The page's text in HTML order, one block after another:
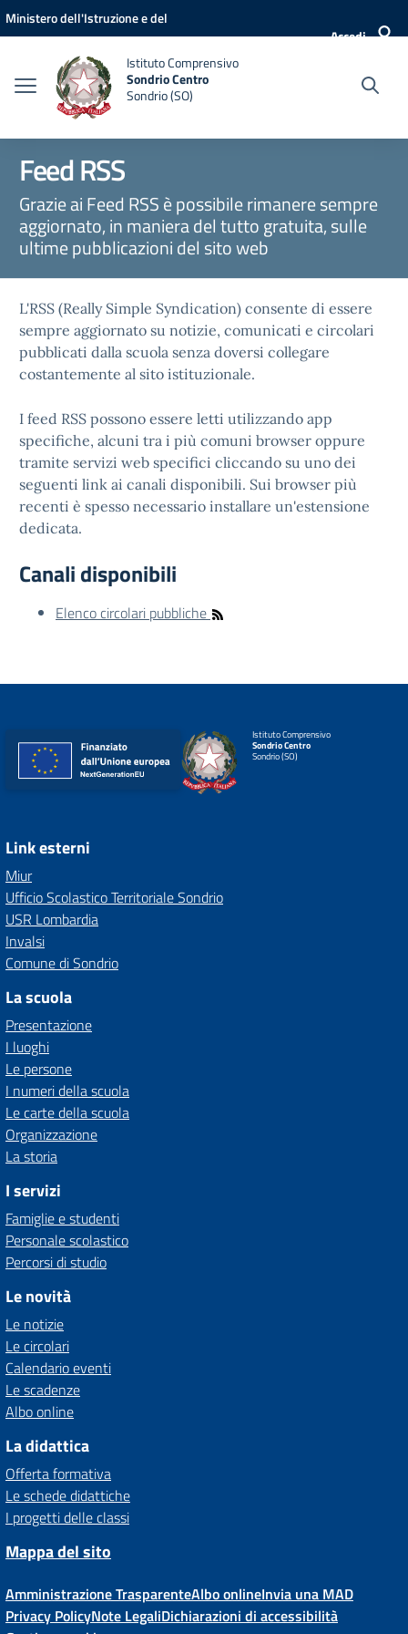
Vai ai contenuti
Vai al menu di navigazione
Vai al footer
Ministero dell'Istruzione e del
Accedi
Istituto Comprensivo
Sondrio Centro
Sondrio (SO)
Feed RSS
Grazie ai Feed RSS è possibile rimanere sempre
aggiornato, in maniera del tutto gratuita, sulle
ultime pubblicazioni del sito web
L'RSS (Really Simple Syndication) consente di essere
sempre aggiornato su notizie, comunicati e circolari
pubblicati dalla scuola senza doversi collegare
costantemente al sito istituzionale.
I feed RSS possono essere letti utilizzando app
specifiche, alcuni tra i più comuni browser oppure
tramite servizi web specifici cliccando su uno dei
seguenti link ai canali disponibili. Sui browser più
recenti è spesso necessario installare un'estensione
dedicata.
Canali disponibili
Elenco circolari pubbliche
Istituto Comprensivo
Sondrio Centro
Sondrio (SO)
Link esterni
Miur
Ufficio Scolastico Territoriale Sondrio
USR Lombardia
Invalsi
Comune di Sondrio
La scuola
Presentazione
I luoghi
Le persone
I numeri della scuola
Le carte della scuola
Organizzazione
La storia
I servizi
Famiglie e studenti
Personale scolastico
Percorsi di studio
Le novità
Le notizie
Le circolari
Calendario eventi
Le scadenze
Albo online
La didattica
Offerta formativa
Le schede didattiche
I progetti delle classi
Mappa del sito
Amministrazione TrasparenteAlbo onlineInvia una MAD
Privacy PolicyNote LegaliDichiarazioni di accessibilità